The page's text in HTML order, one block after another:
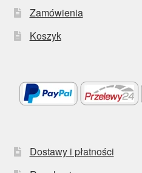
Zamówienia
Koszyk
Dostawy i płatności